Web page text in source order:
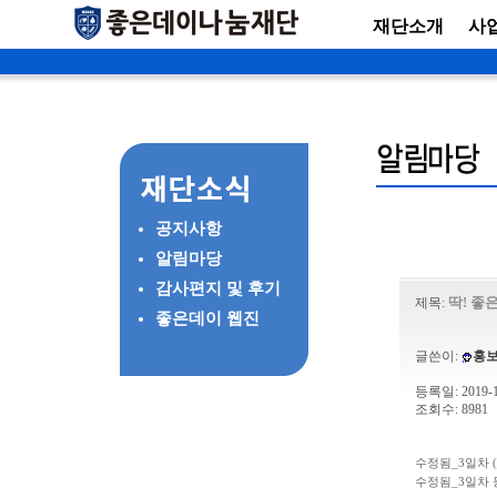
재단소개 사
공지사항
알림마당
감사편지 및 후기
좋은데이 웹진
제목: 딱! 좋
글쓴이: 홍
등록일: 2019-
조회수: 8981
수정됨_3일차
수정됨_3일차